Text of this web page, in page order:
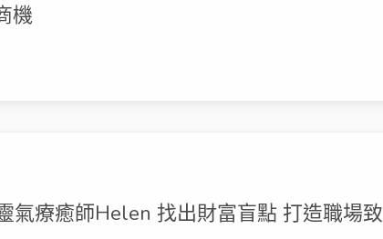
機
氣療癒師Helen 找出財富盲點 打造職場致